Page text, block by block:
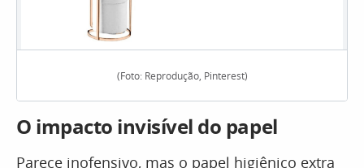
(Foto: Reprodução, Pinterest)
O impacto invisível do papel
Parece inofensivo, mas o papel higiênico extra